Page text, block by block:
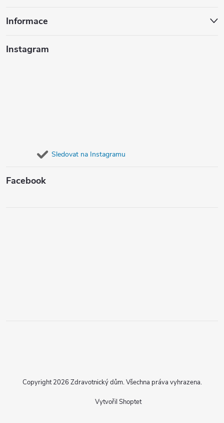
Informace
Instagram
Sledovat na Instagramu
Facebook
Vytvořil Shoptet
Copyright 2026 Zdravotnický dům. Všechna práva vyhrazena.